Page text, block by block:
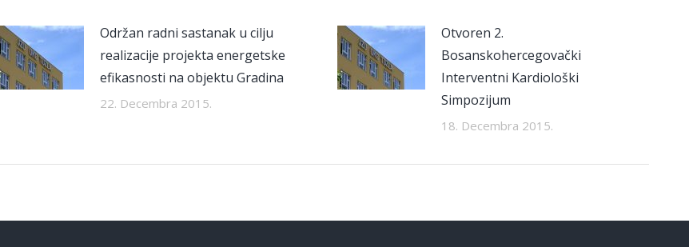
Održan radni sastanak u cilju
realizacije projekta energetske
efikasnosti na objektu Gradina
22. Decembra 2015.
Otvoren 2.
Bosanskohercegovački
Interventni Kardiološki
Simpozijum
18. Decembra 2015.